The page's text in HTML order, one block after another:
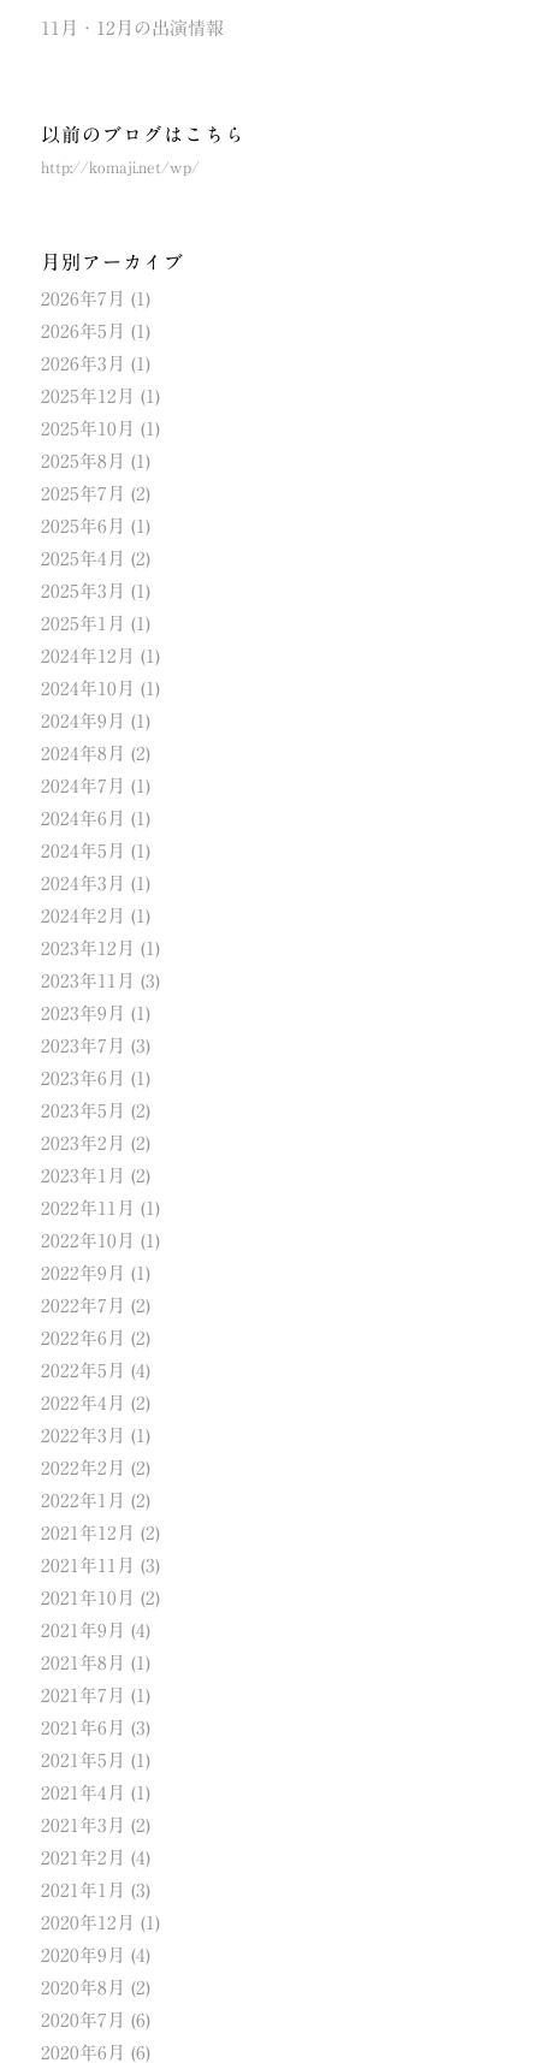
11月・12月の出演情報
以前のブログはこちら
http://komaji.net/wp/
月別アーカイブ
2026年7月 (1)
2026年5月 (1)
2026年3月 (1)
2025年12月 (1)
2025年10月 (1)
2025年8月 (1)
2025年7月 (2)
2025年6月 (1)
2025年4月 (2)
2025年3月 (1)
2025年1月 (1)
2024年12月 (1)
2024年10月 (1)
2024年9月 (1)
2024年8月 (2)
2024年7月 (1)
2024年6月 (1)
2024年5月 (1)
2024年3月 (1)
2024年2月 (1)
2023年12月 (1)
2023年11月 (3)
2023年9月 (1)
2023年7月 (3)
2023年6月 (1)
2023年5月 (2)
2023年2月 (2)
2023年1月 (2)
2022年11月 (1)
2022年10月 (1)
2022年9月 (1)
2022年7月 (2)
2022年6月 (2)
2022年5月 (4)
2022年4月 (2)
2022年3月 (1)
2022年2月 (2)
2022年1月 (2)
2021年12月 (2)
2021年11月 (3)
2021年10月 (2)
2021年9月 (4)
2021年8月 (1)
2021年7月 (1)
2021年6月 (3)
2021年5月 (1)
2021年4月 (1)
2021年3月 (2)
2021年2月 (4)
2021年1月 (3)
2020年12月 (1)
2020年9月 (4)
2020年8月 (2)
2020年7月 (6)
2020年6月 (6)